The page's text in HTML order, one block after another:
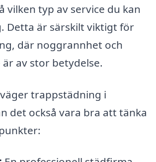
vilken typ av service du kan
Detta är särskilt viktigt för
där noggrannhet och
av stor betydelse.
trappstädning i
det också vara bra att tänka